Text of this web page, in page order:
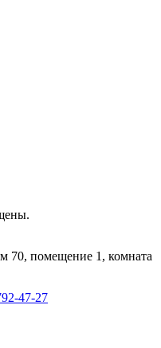
70, помещение 1, комната
47-27